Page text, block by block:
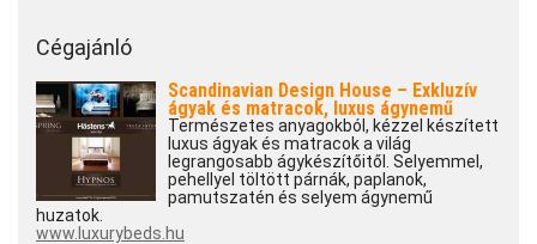
Cégajánló
Scandinavian Design House – Exkluzív
ágyak és matracok, luxus ágynemű
Természetes anyagokból, kézzel készített
luxus ágyak és matracok a világ
legrangosabb ágykészítőitől. Selyemmel,
pehellyel töltött párnák, paplanok,
pamutszatén és selyem ágynemű
huzatok.
www.luxurybeds.hu